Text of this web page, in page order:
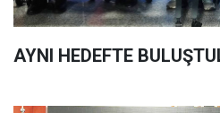
AYNI HEDEFTE